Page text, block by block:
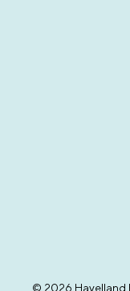
© 2026 Havelland